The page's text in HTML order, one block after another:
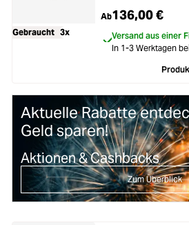
Gebraucht 3x
Ab136,00 €
Versand aus einer
In 1-3 Werktagen
Aktuelle Rabatte
Geld sparen!
Aktionen & Cashbacks
Zum Überblick